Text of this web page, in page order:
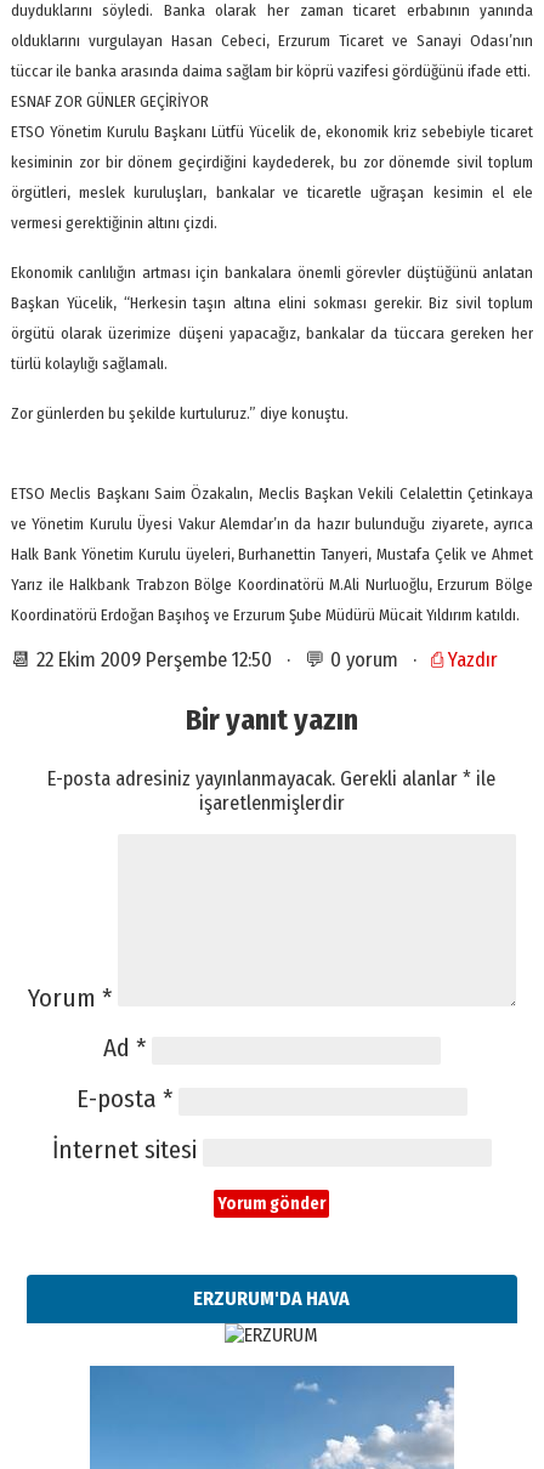
duyduklarını söyledi. Banka olarak her zaman ticaret erbabının yanında
olduklarını vurgulayan Hasan Cebeci, Erzurum Ticaret ve Sanayi Odası’nın
tüccar ile banka arasında daima sağlam bir köprü vazifesi gördüğünü ifade etti.
ESNAF ZOR GÜNLER GEÇİRİYOR
ETSO Yönetim Kurulu Başkanı Lütfü Yücelik de, ekonomik kriz sebebiyle ticaret
kesiminin zor bir dönem geçirdiğini kaydederek, bu zor dönemde sivil toplum
örgütleri, meslek kuruluşları, bankalar ve ticaretle uğraşan kesimin el ele
vermesi gerektiğinin altını çizdi.
Ekonomik canlılığın artması için bankalara önemli görevler düştüğünü anlatan
Başkan Yücelik, “Herkesin taşın altına elini sokması gerekir. Biz sivil toplum
örgütü olarak üzerimize düşeni yapacağız, bankalar da tüccara gereken her
türlü kolaylığı sağlamalı.
Zor günlerden bu şekilde kurtuluruz.” diye konuştu.
ETSO Meclis Başkanı Saim Özakalın, Meclis Başkan Vekili Celalettin Çetinkaya
ve Yönetim Kurulu Üyesi Vakur Alemdar’ın da hazır bulunduğu ziyarete, ayrıca
Halk Bank Yönetim Kurulu üyeleri, Burhanettin Tanyeri, Mustafa Çelik ve Ahmet
Yarız ile Halkbank Trabzon Bölge Koordinatörü M.Ali Nurluoğlu, Erzurum Bölge
Koordinatörü Erdoğan Başıhoş ve Erzurum Şube Müdürü Mücait Yıldırım katıldı.
📆 22 Ekim 2009 Perşembe 12:50 · 💬 0 yorum · ⎙ Yazdır
Bir yanıt yazın
E-posta adresiniz yayınlanmayacak. Gerekli alanlar* ile
işaretlenmişlerdir
Yorum *
Ad *
E-posta *
İnternet sitesi
ERZURUM'DA HAVA